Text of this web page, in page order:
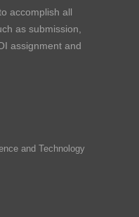
accomplish all
as submission,
assignment and
and Technology